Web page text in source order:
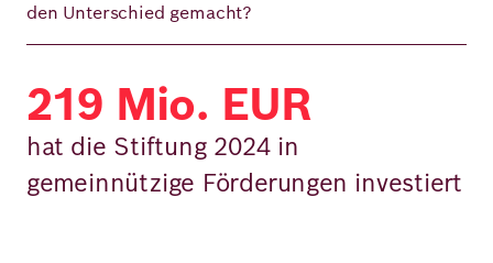
den Unterschied gemacht?
219 Mio. EUR
hat die Stiftung 2024 in
gemeinnützige Förderungen investiert